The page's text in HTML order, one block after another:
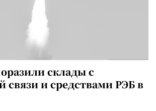
склады с
связи и средствами РЭБ в